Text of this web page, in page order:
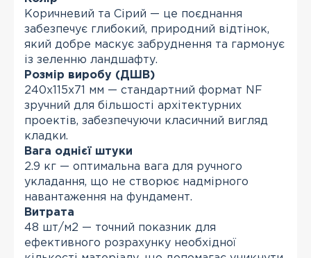
Коричневий та Сірий — це поєднання
забезпечує глибокий, природний відтінок,
який добре маскує забруднення та гармонує
із зеленню ландшафту.
Розмір виробу (ДШВ)
240x115x71 мм — стандартний формат NF
зручний для більшості архітектурних
проектів, забезпечуючи класичний вигляд
кладки.
Вага однієї штуки
2.9 кг — оптимальна вага для ручного
укладання, що не створює надмірного
навантаження на фундамент.
Витрата
48 шт/м2 — точний показник для
ефективного розрахунку необхідної